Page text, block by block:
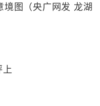
境图（央广网发 龙湖
上